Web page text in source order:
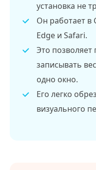
установка не
Он работает в
Edge и Safari.
Это позволяет
записывать
одно окно.
Его легко
визуального